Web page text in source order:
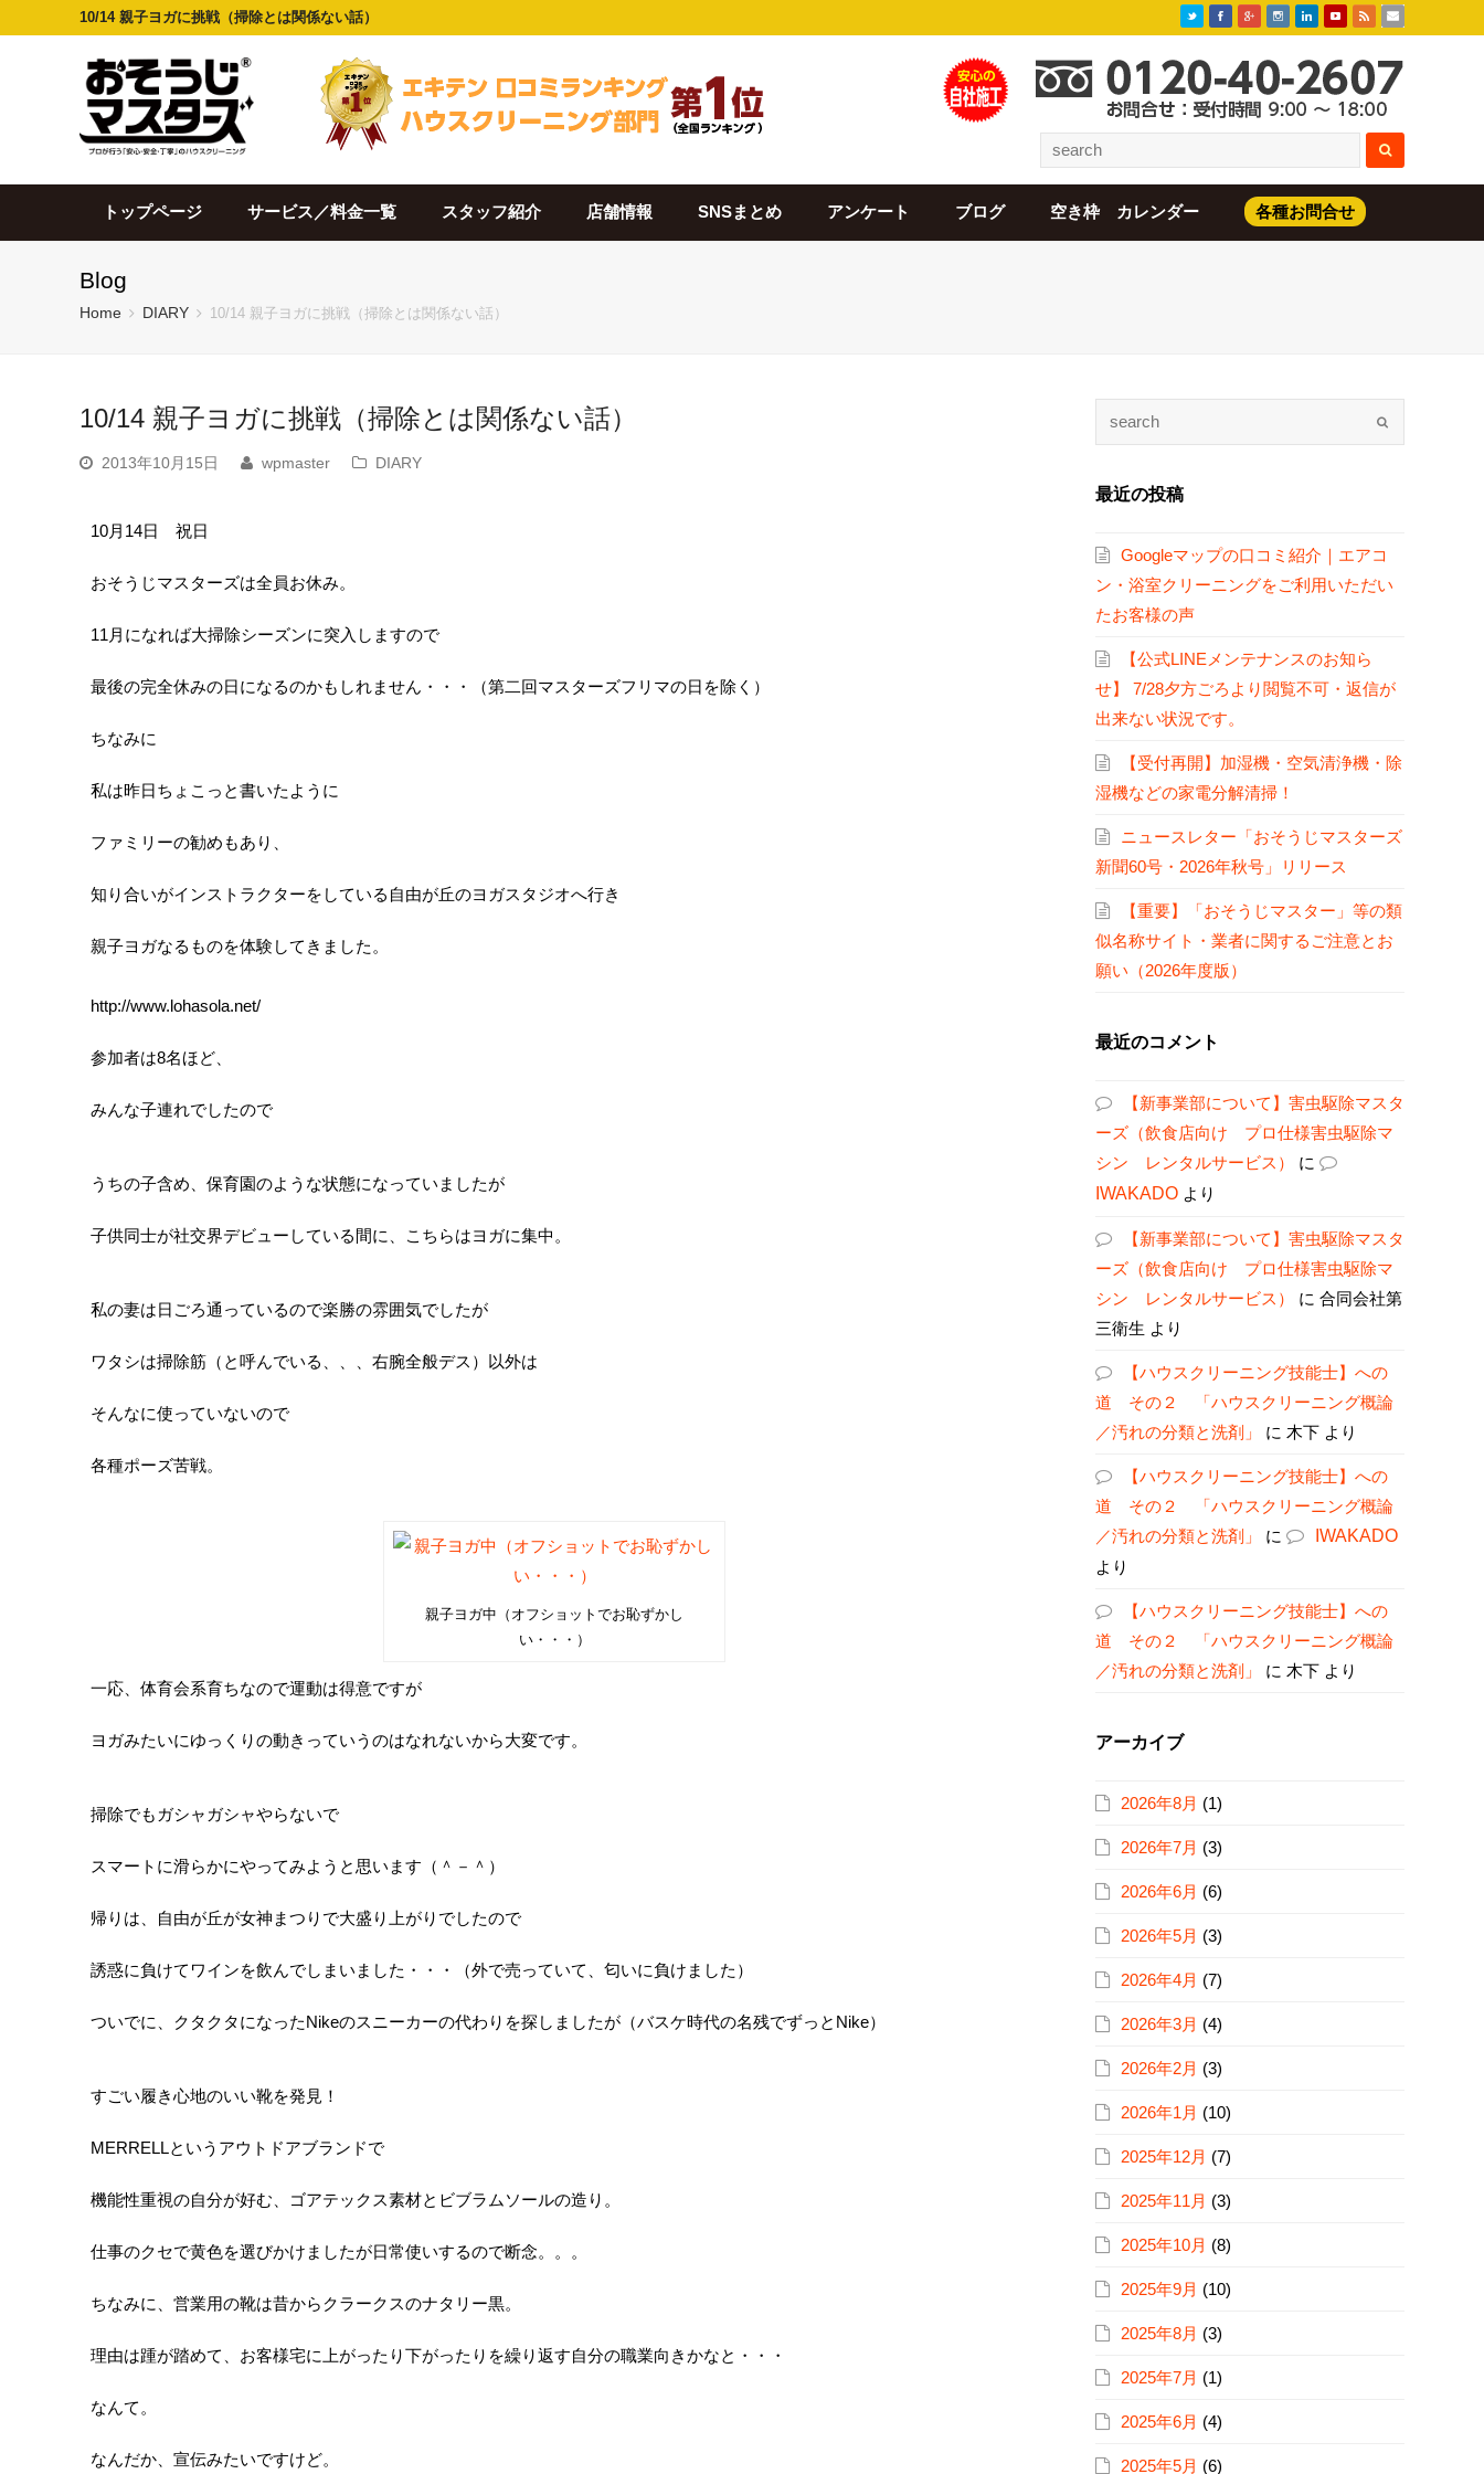
10/14 親子ヨガに挑戦（掃除とは関係ない話）
トップページ サービス／料金一覧 スタッフ紹介 店舗情報 SNSまとめ アンケート ブログ 空き枠 カレンダー 各種お問合せ
Blog
Home DIARY 10/14 親子ヨガに挑戦（掃除とは関係ない話）
10/14 親子ヨガに挑戦（掃除とは関係ない話）
2013年10月15日 wpmaster DIARY
10月14日 祝日
おそうじマスターズは全員お休み。
11月になれば大掃除シーズンに突入しますので
最後の完全休みの日になるのかもしれません・・・（第二回マスターズフリマの日を除く）
ちなみに
私は昨日ちょこっと書いたように
ファミリーの勧めもあり、
知り合いがインストラクターをしている自由が丘のヨガスタジオへ行き
親子ヨガなるものを体験してきました。
http://www.lohasola.net/
参加者は8名ほど、
みんな子連れでしたので
うちの子含め、保育園のような状態になっていましたが
子供同士が社交界デビューしている間に、こちらはヨガに集中。
私の妻は日ごろ通っているので楽勝の雰囲気でしたが
ワタシは掃除筋（と呼んでいる、、、右腕全般デス）以外は
そんなに使っていないので
各種ポーズ苦戦。
親子ヨガ中（オフショットでお恥ずかし
い・・・）
一応、体育会系育ちなので運動は得意ですが
ヨガみたいにゆっくりの動きっていうのはなれないから大変です。
掃除でもガシャガシャやらないで
スマートに滑らかにやってみようと思います（＾－＾）
帰りは、自由が丘が女神まつりで大盛り上がりでしたので
誘惑に負けてワインを飲んでしまいました・・・（外で売っていて、匂いに負けました）
ついでに、クタクタになったNikeのスニーカーの代わりを探しましたが（バスケ時代の名残でずっとNike）
すごい履き心地のいい靴を発見！
MERRELLというアウトドアブランドで
機能性重視の自分が好む、ゴアテックス素材とビブラムソールの造り。
仕事のクセで黄色を選びかけましたが日常使いするので断念。。。
ちなみに、営業用の靴は昔からクラークスのナタリー黒。
理由は踵が踏めて、お客様宅に上がったり下がったりを繰り返す自分の職業向きかなと・・・
なんて。
なんだか、宣伝みたいですけど。
最近の投稿
Googleマップの口コミ紹介｜エアコ
ン・浴室クリーニングをご利用いただい
たお客様の声
【公式LINEメンテナンスのお知ら
せ】 7/28夕方ごろより閲覧不可・返信が
出来ない状況です。
【受付再開】加湿機・空気清浄機・除
湿機などの家電分解清掃！
ニュースレター「おそうじマスターズ
新聞60号・2026年秋号」リリース
【重要】「おそうじマスター」等の類
似名称サイト・業者に関するご注意とお
願い（2026年度版）
最近のコメント
【新事業部について】害虫駆除マスタ
ーズ（飲食店向け プロ仕様害虫駆除マ
シン レンタルサービス）
に
IWAKADO より
【新事業部について】害虫駆除マスタ
ーズ（飲食店向け プロ仕様害虫駆除マ
シン レンタルサービス）
に 合同会社第
三衛生 より
【ハウスクリーニング技能士】への
道 その２ 「ハウスクリーニング概論
／汚れの分類と洗剤」
に 木下 より
【ハウスクリーニング技能士】への
道 その２ 「ハウスクリーニング概論
／汚れの分類と洗剤」
に
IWAKADO
より
【ハウスクリーニング技能士】への
道 その２ 「ハウスクリーニング概論
／汚れの分類と洗剤」
に 木下 より
アーカイブ
2026年8月 (1)
2026年7月 (3)
2026年6月 (6)
2026年5月 (3)
2026年4月 (7)
2026年3月 (4)
2026年2月 (3)
2026年1月 (10)
2025年12月 (7)
2025年11月 (3)
2025年10月 (8)
2025年9月 (10)
2025年8月 (3)
2025年7月 (1)
2025年6月 (4)
2025年5月 (6)